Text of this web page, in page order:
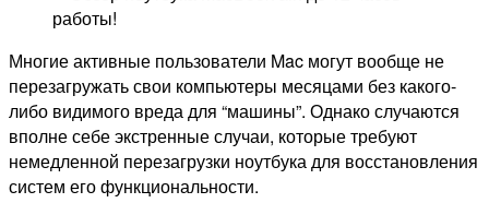
MacBook
PRO
с
клавиатуры
принудительно
(комбинация
Многие активные пользователи Mac могут вообще не
перезагружать свои компьютеры месяцами без какого-
либо видимого вреда для “машины”. Однако случаются
вполне себе экстренные случаи, которые требуют
немедленной перезагрузки ноутбука для восстановления
систем его функциональности.